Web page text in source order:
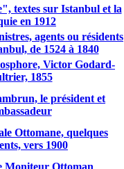
textes sur Istanbul et la
en 1912
agents ou résidents
de 1524 à 1840
Victor Godard-
1855
le président et
Ottomane, quelques
vers 1900
Moniteur Ottoman